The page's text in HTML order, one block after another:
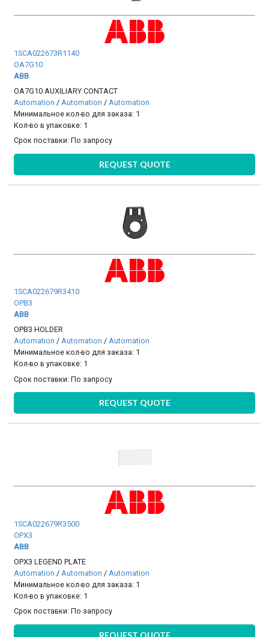
1SCA022673R1140
OA7G10
ABB
OA7G10 AUXILIARY CONTACT
Automation / Automation / Automation
Минимальное кол-во для заказа: 1
Кол-во в упаковке: 1
Срок поставки:По запросу
REQUEST QUOTE
1SCA022679R3410
OPB3
ABB
OPB3 HOLDER
Automation /Automation /Automation
Минимальное кол-во для заказа: 1
Кол-во в упаковке: 1
Срок поставки:По запросу
REQUEST QUOTE
1SCA022679R3500
OPX3
ABB
OPX3 LEGEND PLATE
Automation / Automation / Automation
Минимальное кол-во для заказа: 1
Кол-во в упаковке: 1
Срок поставки:По запросу
REQUEST QUOTE